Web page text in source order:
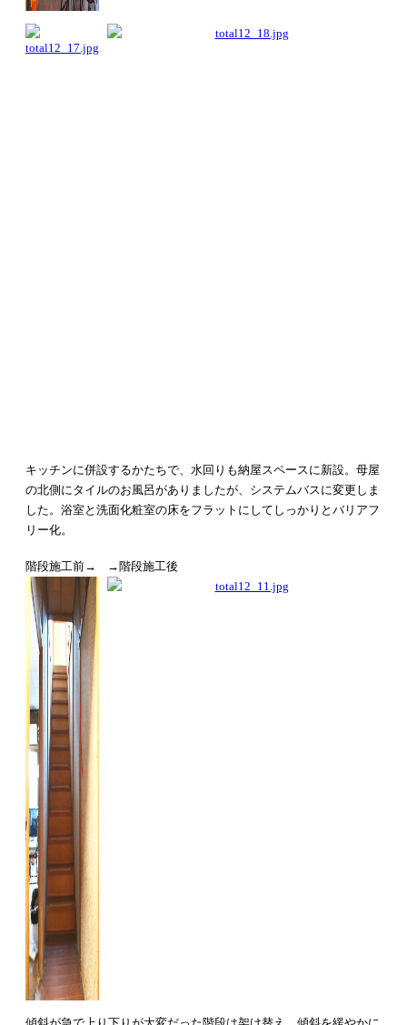
キッチンに併設するかたちで、水回りも納屋スペースに新設。 母屋
の北側にタイルのお風呂がありましたが、システムバスに変更しま
した。 浴室と洗面化粧室の床をフラットにしてしっかりとバリアフ
リー化。
階段施工前→ →階段施工後